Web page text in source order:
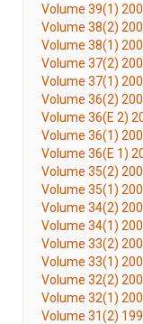
Volume 39(1)
Volume 38(2)
Volume 38(1)
Volume 37(2)
Volume 37(1)
Volume 36(2)
Volume 36(E 2)
Volume 36(1)
Volume 36(E 1)
Volume 35(2)
Volume 35(1)
Volume 34(2)
Volume 34(1)
Volume 33(2)
Volume 33(1)
Volume 32(2)
Volume 32(1)
Volume 31(2)